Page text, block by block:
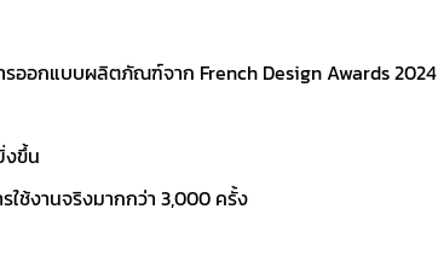
รออกแบบผลิตภัณฑ์จาก French Design Awards 2024
งขึ้น
ช้งานจริงมากกว่า 3,000 ครั้ง